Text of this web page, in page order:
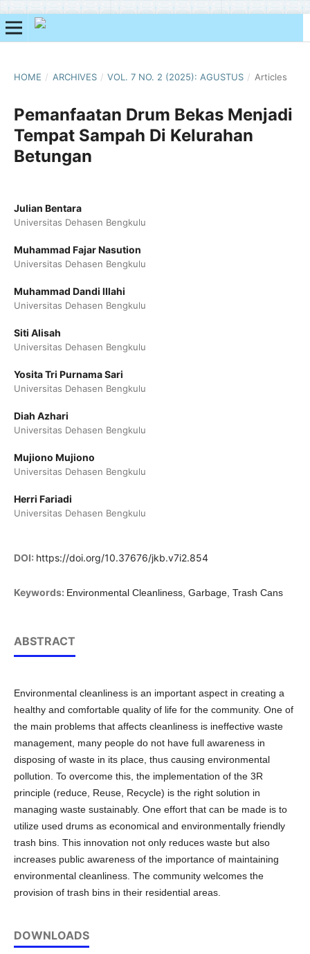
HOME / ARCHIVES / VOL. 7 NO. 2 (2025): AGUSTUS / Articles
Pemanfaatan Drum Bekas Menjadi
Tempat Sampah Di Kelurahan
Betungan
Julian Bentara
Universitas Dehasen Bengkulu
Muhammad Fajar Nasution
Universitas Dehasen Bengkulu
Muhammad Dandi lIlahi
Universitas Dehasen Bengkulu
Siti Alisah
Universitas Dehasen Bengkulu
Yosita Tri Purnama Sari
Universitas Dehasen Bengkulu
Diah Azhari
Universitas Dehasen Bengkulu
Mujiono Mujiono
Universitas Dehasen Bengkulu
Herri Fariadi
Universitas Dehasen Bengkulu
DOI: https://doi.org/10.37676/jkb.v7i2.854
Keywords: Environmental Cleanliness, Garbage, Trash Cans
ABSTRACT
Environmental cleanliness is an important aspect in creating a
healthy and comfortable quality of life for the community. One of
the main problems that affects cleanliness is ineffective waste
management, many people do not have full awareness in
disposing of waste in its place, thus causing environmental
pollution. To overcome this, the implementation of the 3R
principle (reduce, Reuse, Recycle) is the right solution in
managing waste sustainably. One effort that can be made is to
utilize used drums as economical and environmentally friendly
trash bins. This innovation not only reduces waste but also
increases public awareness of the importance of maintaining
environmental cleanliness. The community welcomes the
provision of trash bins in their residential areas.
DOWNLOADS